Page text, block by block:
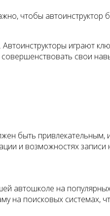
чтобы автоинструктор
играют
свои
быть привлекательным,
и возможностях записи
автошколе на
на поисковых системах,